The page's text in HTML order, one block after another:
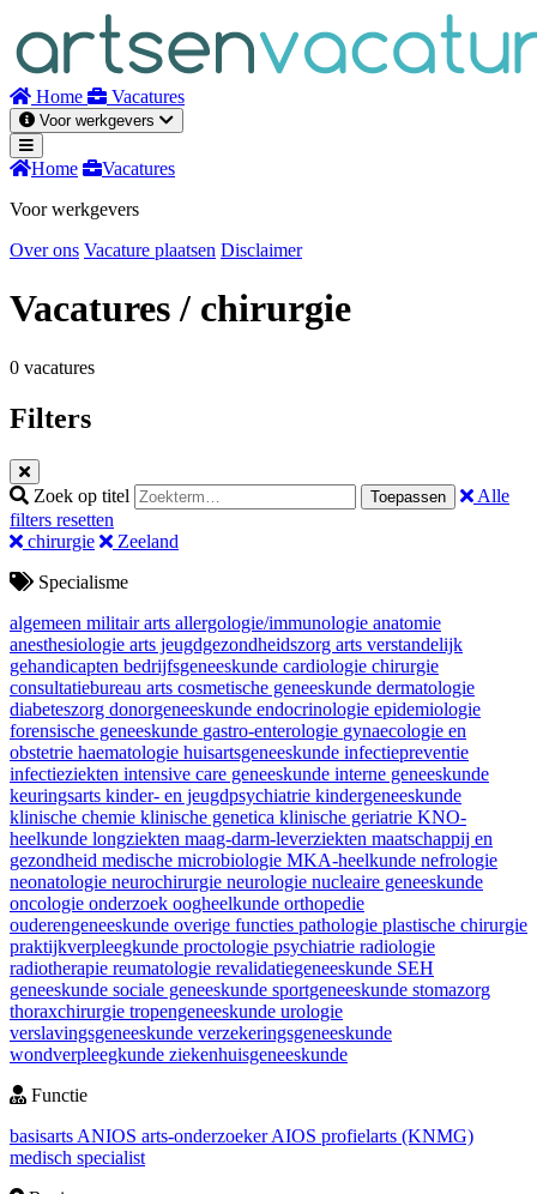
inhoud
Home Vacatures
Voor werkgevers
Home
Vacatures
Voor werkgevers
Over ons Vacature plaatsen Disclaimer
Vacatures/ chirurgie
0 vacatures
Filters
Zoek op titel Toepassen
Alle
filters resetten
chirurgie
Zeeland
Specialisme
algemeen militair arts allergologie/immunologie anatomie
anesthesiologie arts jeugdgezondheidszorg arts verstandelijk
gehandicapten bedrijfsgeneeskunde cardiologie chirurgie
consultatiebureau arts cosmetische geneeskunde dermatologie
diabeteszorg donorgeneeskunde endocrinologie epidemiologie
forensische geneeskunde gastro-enterologie gynaecologie en
obstetrie haematologie huisartsgeneeskunde infectiepreventie
infectieziekten intensive care geneeskunde interne geneeskunde
keuringsarts kinder- en jeugdpsychiatrie kindergeneeskunde
klinische chemie klinische genetica klinische geriatrie KNO-
heelkunde longziekten maag-darm-leverziekten maatschappij en
gezondheid medische microbiologie MKA-heelkunde nefrologie
neonatologie neurochirurgie neurologie nucleaire geneeskunde
oncologie onderzoek oogheelkunde orthopedie
ouderengeneeskunde overige functies pathologie plastische chirurgie
praktijkverpleegkunde proctologie psychiatrie radiologie
radiotherapie reumatologie revalidatiegeneeskunde SEH
geneeskunde sociale geneeskunde sportgeneeskunde stomazorg
thoraxchirurgie tropengeneeskunde urologie
verslavingsgeneeskunde verzekeringsgeneeskunde
wondverpleegkunde ziekenhuisgeneeskunde
Functie
basisarts ANIOS arts-onderzoekerAIOS profielarts (KNMG)
medisch specialist